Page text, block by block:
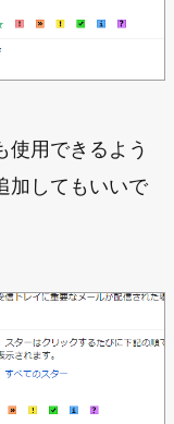
使用できるよう
加してもいいで